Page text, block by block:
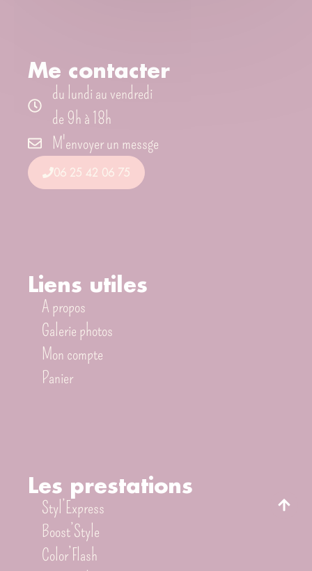
Me contacter
du lundi au vendredi
de 9h à 18h
M'envoyer un messge
06 25 42 06 75
Liens utiles
A propos
Galerie photos
Mon compte
Panier
Les prestations
Styl’Express
Boost’Style
Color’Flash